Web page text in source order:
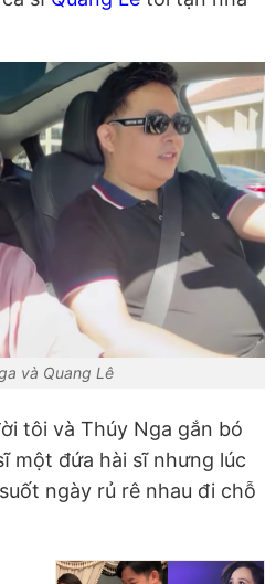
và Quang Lê
tôi và Thúy Nga gắn bó
một đứa hài sĩ nhưng lúc
ngày rủ rê nhau đi chỗ